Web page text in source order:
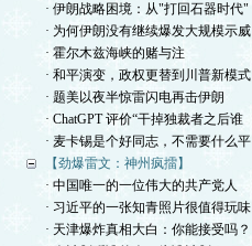
· 伊朗战略困境：从"打回石器时代"
· 为何伊朗没有继续爆发大规模示威
· 霍尔木兹海峡的赌与注
· 和平演变，政权更替到川普新模式
· 题美以夜半惊雷闪电再击伊朗
· ChatGPT 评价“干掉独裁者之后谁
· 麦卡锡是个好同志，不需要什么平
【劲爆雷文：神州疯擂】
· 中国唯一的一位伟大的共产党人
· 习近平的一张知青照片很值得玩味
· 天津爆炸真相大白：你能接受吗？